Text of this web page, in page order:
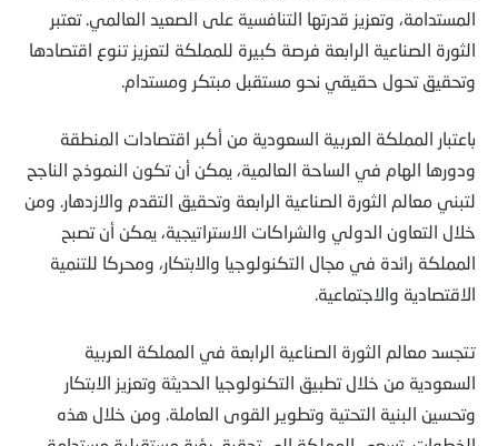
المستدامة، وتعزيز قدرتها التنافسية على الصعيد العالمي. تعتبر
الثورة الصناعية الرابعة فرصة كبيرة للمملكة لتعزيز تنوع اقتصادها
وتحقيق تحول حقيقي نحو مستقبل مبتكر ومستدام.
باعتبار المملكة العربية السعودية من أكبر اقتصادات المنطقة
ودورها الهام في الساحة العالمية، يمكن أن تكون النموذج الناجح
لتبني معالم الثورة الصناعية الرابعة وتحقيق التقدم والازدهار. ومن
خلال التعاون الدولي والشراكات الاستراتيجية، يمكن أن تصبح
المملكة رائدة في مجال التكنولوجيا والابتكار، ومحركا للتنمية
الاقتصادية والاجتماعية.
تتجسد معالم الثورة الصناعية الرابعة في المملكة العربية
السعودية من خلال تطبيق التكنولوجيا الحديثة وتعزيز الابتكار
وتحسين البنية التحتية وتطوير القوى العاملة. ومن خلال هذه